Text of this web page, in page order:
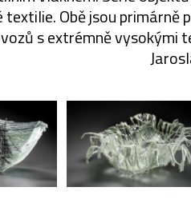
textilie. Obě jsou
s extrémně vysokými